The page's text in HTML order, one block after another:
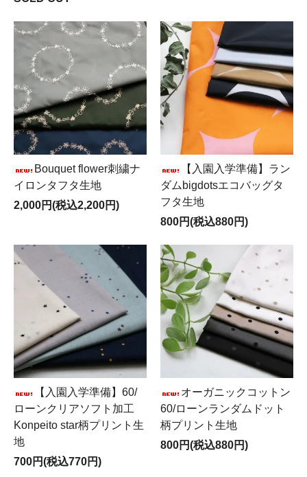
Bouquet flower刺繍ナ
イロンタフタ生地
2,000円(税込2,200円)
【入園入学準備】ラン
ダムbigdotsエコバッグタ
フタ生地
800円(税込880円)
【入園入学準備】60/
ローンクリアソフト加工
Konpeito star柄プリント生
地
700円(税込770円)
オーガニックコットン
60/ローンランダムドット
柄プリント生地
800円(税込880円)